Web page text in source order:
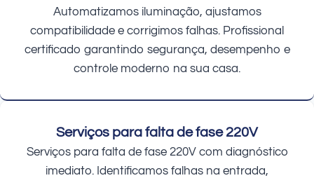
Automatizamos iluminação, ajustamos
compatibilidade e corrigimos falhas. Profissional
certificado garantindo segurança, desempenho e
controle moderno na sua casa.
Serviços para falta de fase 220V
Serviços para falta de fase 220V com diagnóstico
imediato. Identificamos falhas na entrada,